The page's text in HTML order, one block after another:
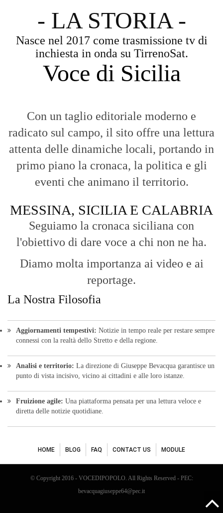
- LA STORIA -
Nasce nel 2017 come trasmissione tv di
inchiesta in onda su TirrenoSat.
Voce di Sicilia
Con un taglio editoriale moderno e
radicato sul campo, il sito offre una lettura
attenta delle dinamiche locali, portando in
primo piano la cronaca, la politica e gli
eventi che animano il territorio.
MESSINA, SICILIA E CALABRIA
Seguiamo la cronaca siciliana con
l'obiettivo di dare voce a chi non ne ha.
Diamo molta importanza ai video e ai
reportage.
La Nostra Filosofia
Aggiornamenti tempestivi: Notizie in tempo reale per restare sempre
connessi con la realtà dello Stretto e della regione.
Analisi e territorio: La direzione di Giuseppe Bevacqua garantisce un
punto di vista incisivo, vicino ai cittadini e alle loro istanze.
Fruizione agile: Una piattaforma pensata per una lettura veloce e
diretta delle notizie quotidiane.
HOME BLOG FAQ CONTACT US MODULE
© Copyright 2016 - VOCEDIPOPOLO. All Rights Reserved - PEC:
bevacquagiuseppe64@pec.it